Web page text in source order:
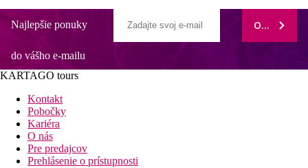
Najlepšie ponuky
do vášho e-mailu
ODOBERAŤ
KARTAGO tours
Kontakt
Pobočky
Kariéra
O nás
Pre predajcov
Prehlásenie o prístupnosti